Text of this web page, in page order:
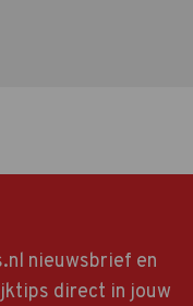
nieuwsbrief en
direct in jouw